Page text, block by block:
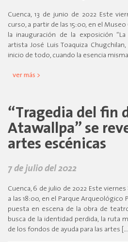
Cuenca, 13 de junio de 2022 Este
curso, a partir de las 15:00, en el
la inauguración de la exposición
artista José Luis Toaquiza
inicio de todo, cuando la esencia misma
ver más >
“Tragedia del fin
Atawallpa” se
artes escénicas
7 de julio del 2022
Cuenca, 6 de julio de 2022 Este
a las 18:00, en el Parque Arqueológico
puesta en escena de la obra de
busca de la identidad perdida, la ruta
de los fondos de ayuda para las artes […]